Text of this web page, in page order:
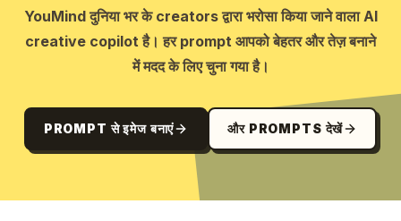
YouMind दुनिया भर के creators द्वारा भरोसा किया जाने वाला AI
creative copilot है। हर prompt आपको बेहतर और तेज़ बनाने
में मदद के लिए चुना गया है।
PROMPT से इमेज बनाएं और PROMPTS देखें